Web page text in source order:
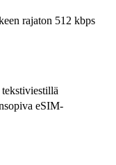
rajaton 512 kbps
eSIM-